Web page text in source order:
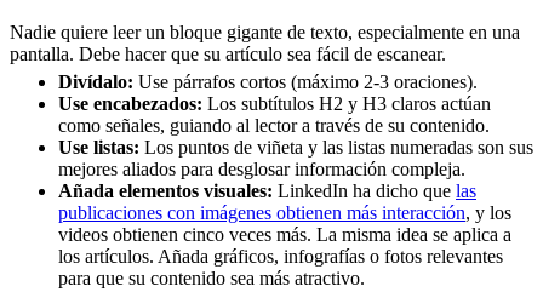
Nadie quiere leer un bloque gigante de texto, especialmente en una
pantalla. Debe hacer que su artículo sea fácil de escanear.
Divídalo: Use párrafos cortos (máximo 2-3 oraciones).
Use encabezados: Los subtítulos H2 y H3 claros actúan
como señales, guiando al lector a través de su contenido.
Use listas: Los puntos de viñeta y las listas numeradas son sus
mejores aliados para desglosar información compleja.
Añada elementos visuales: LinkedIn ha dicho que las
publicaciones con imágenes obtienen más interacción, y los
videos obtienen cinco veces más. La misma idea se aplica a
los artículos. Añada gráficos, infografías o fotos relevantes
para que su contenido sea más atractivo.